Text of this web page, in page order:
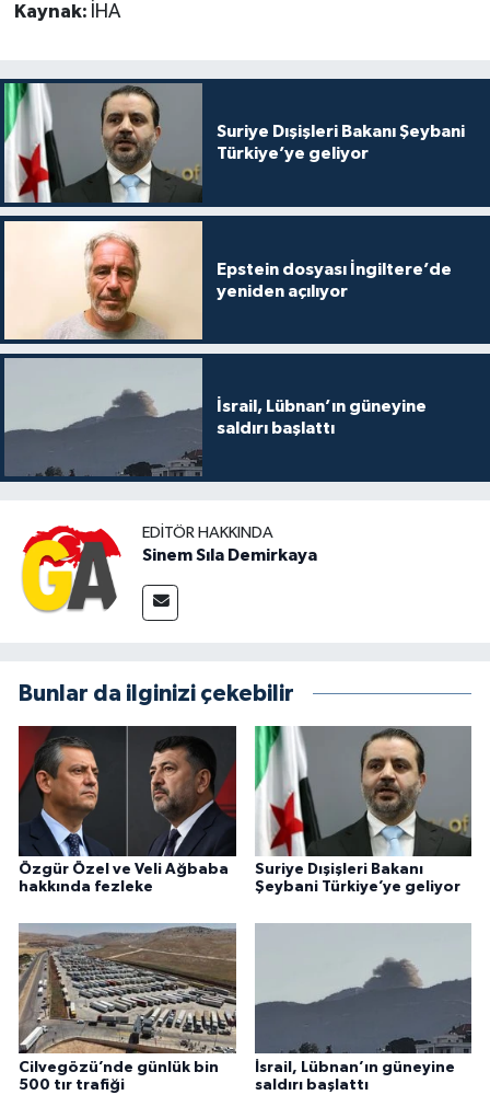
Kaynak: İHA
Suriye Dışişleri Bakanı Şeybani
Türkiye’ye geliyor
Epstein dosyası İngiltere’de
yeniden açılıyor
İsrail, Lübnan’ın güneyine
saldırı başlattı
EDITÖR HAKKINDA
Sinem Sıla Demirkaya
Bunlar da ilginizi çekebilir
Özgür Özel ve Veli Ağbaba
hakkında fezleke
Suriye Dışişleri Bakanı
Şeybani Türkiye’ye geliyor
Cilvegözü’nde günlük bin
500 tır trafiği
İsrail, Lübnan’ın güneyine
saldırı başlattı